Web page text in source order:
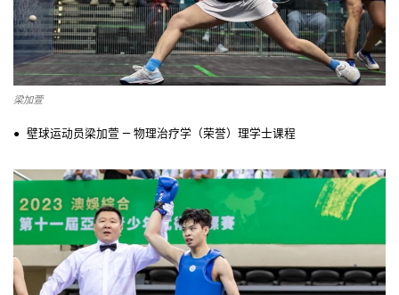
梁加萱
壁球运动员梁加萱 — 物理治疗学（荣誉）理学士课程